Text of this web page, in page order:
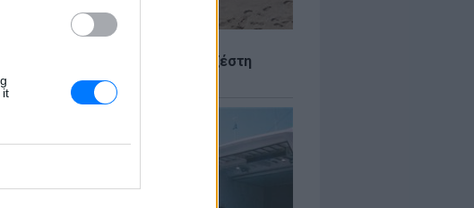
it
Καιρός: Πού θα «χτυπήσει» η ζέστη